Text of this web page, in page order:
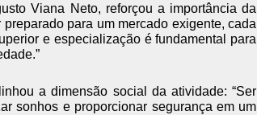
Viana Neto, reforçou a importância da
para um mercado exigente, cada
e especialização é fundamental para
a dimensão social da atividade: “Ser
sonhos e proporcionar segurança em um